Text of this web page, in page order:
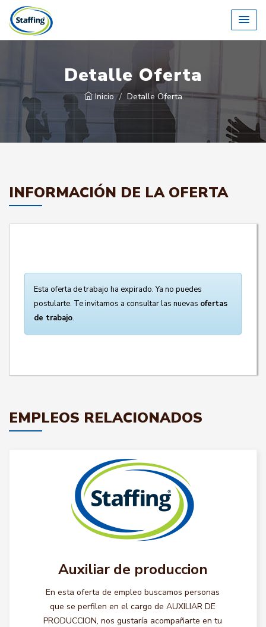
Detalle Oferta
Inicio Detalle Oferta
INFORMACIÓN DE LA OFERTA
Esta oferta de trabajo ha expirado. Ya no puedes
postularte. Te invitamos a consultar las nuevas ofertas
de trabajo.
EMPLEOS RELACIONADOS
Auxiliar de produccion
En esta oferta de empleo buscamos personas
que se perfilen en el cargo de AUXILIAR DE
PRODUCCION, nos gustaría acompañarte en tu